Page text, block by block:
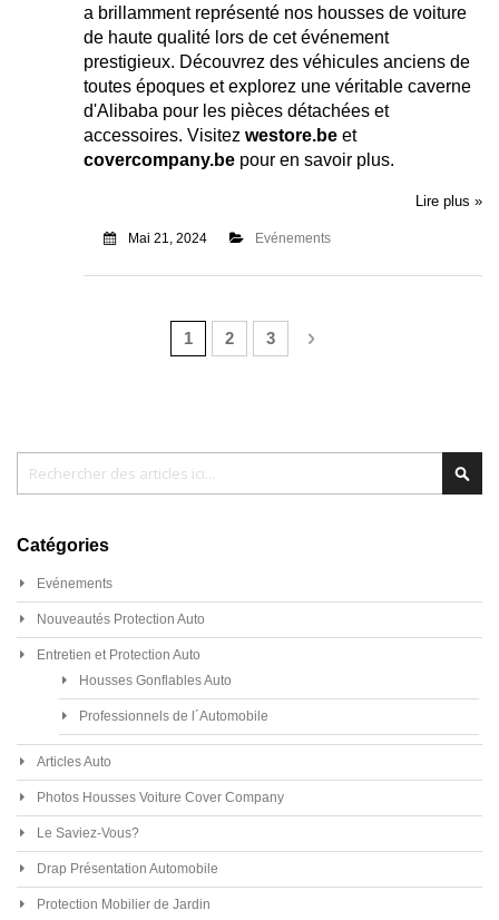
a brillamment représenté nos housses de voiture
de haute qualité lors de cet événement
prestigieux. Découvrez des véhicules anciens de
toutes époques et explorez une véritable caverne
d'Alibaba pour les pièces détachées et
accessoires. Visitez westore.be et
covercompany.be pour en savoir plus.
Lire plus »
Mai 21, 2024 Evénements
PageVous lisez actuellement la page
1 Page
2 Page
3 Page
Suivant
Catégories
Evénements
Nouveautés Protection Auto
Entretien et Protection Auto
Housses Gonflables Auto
Professionnels de l´Automobile
Articles Auto
Photos Housses Voiture Cover Company
Le Saviez-Vous?
Drap Présentation Automobile
Protection Mobilier de Jardin